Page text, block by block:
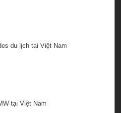
du lịch tại Việt Nam
tại Việt Nam